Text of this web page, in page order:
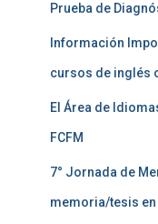
Prueba de
Información
cursos de inglés
El Área de
FCFM
7° Jornada de
memoria/tesis en